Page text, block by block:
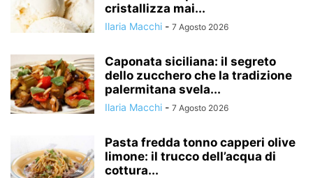
cristallizza mai...
Ilaria Macchi - 7 Agosto 2026
Caponata siciliana: il segreto
dello zucchero che la tradizione
palermitana svela...
Ilaria Macchi - 7 Agosto 2026
Pasta fredda tonno capperi olive
limone: il trucco dell’acqua di
cottura...